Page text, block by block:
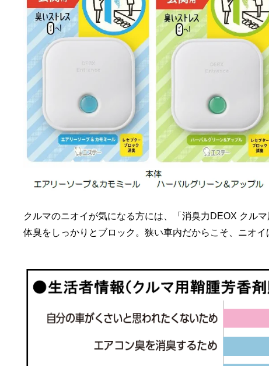
クルマのニオイが気になる方には、「消臭力DEOX クル
体臭をしっかりとブロック。狭い車内だからこそ、ニオイ